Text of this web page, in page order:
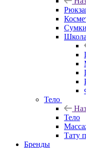
Школа
Тело
Тело
Тату
Бренды